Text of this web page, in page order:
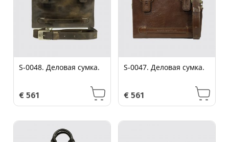
S-0048. Деловая сумка.
€ 561
S-0047. Деловая сумка.
€ 561